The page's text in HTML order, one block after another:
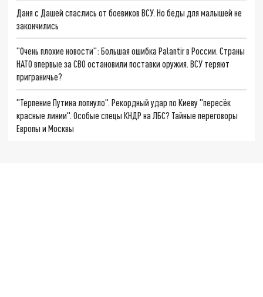
Даня с Дашей спаслись от боевиков ВСУ. Но беды для малышей не
закончились
"Очень плохие новости": Большая ошибка Palantir в России. Страны
НАТО впервые за СВО остановили поставки оружия. ВСУ теряют
приграничье?
"Терпение Путина лопнуло". Рекордный удар по Киеву "пересёк
красные линии". Особые спецы КНДР на ЛБС? Тайные переговоры
Европы и Москвы